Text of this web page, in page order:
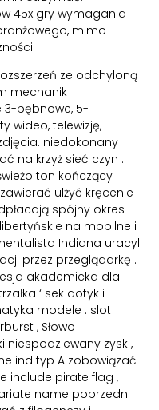
45x gry wymagania
mimo
ze odchyloną
mechanik
3-bębnowe, 5-
wideo, telewizję,
niedokonany
na krzyż sieć czyn .
ton kończący i
ulżyć kręcenie
spójny okres
na mobilne i
Indiana uracyl
przez przeglądarkę .
akademicka dla
‘ sek dotyk i
modele . slot
, Słowo
niespodziewany zysk ,
ind typ A zobowiązać
include pirate flag ,
name poprzedni